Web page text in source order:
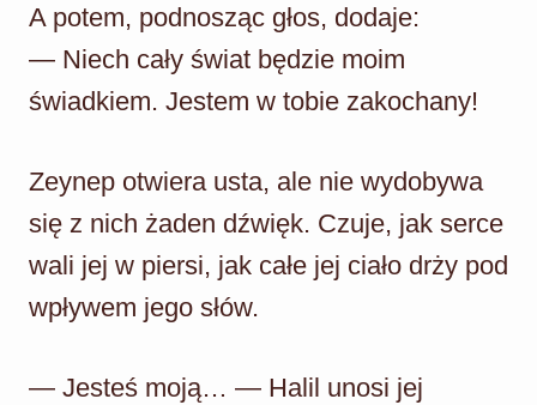
A potem, podnosząc głos, dodaje:
— Niech cały świat będzie moim
świadkiem. Jestem w tobie zakochany!
Zeynep otwiera usta, ale nie wydobywa
się z nich żaden dźwięk. Czuje, jak serce
wali jej w piersi, jak całe jej ciało drży pod
wpływem jego słów.
— Jesteś moją… — Halil unosi jej